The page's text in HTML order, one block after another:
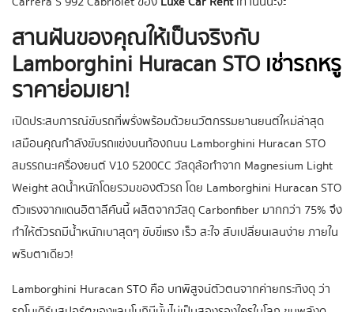
สานฝันของคุณให้เป็นจริงกับ
Lamborghini Huracan STO เช่ารถหรู
ราคาย่อมเยา!
เปิดประสบการณ์ขับรถที่พรั่งพร้อมด้วยนวัตกรรมยานยนต์ใหม่ล่าสุด
เสมือนคุณกำลังขับรถแข่งบนท้องถนน Lamborghini Huracan STO
สมรรถนะเครื่องยนต์ V10 5200CC วัสดุล้อทำจาก Magnesium Light
Weight ลดน้ำหนักโดยรวมของตัวรถ โดย Lamborghini Huracan STO
ตัวแรงจากแดนอิตาลีคันนี้ ผลิตจากวัสดุ Carbonfiber มากกว่า 75% จึง
ทำให้ตัวรถมีน้ำหนักเบาสุดๆ ขับขี่แรง เร็ว สะใจ สับเปลี่ยนเลนง่าย ภายใน
พริบตาเดียว!
Lamborghini Huracan STO คือ บทพิสูจน์ตัวตนจากค่ายกระทิงดุ ว่า